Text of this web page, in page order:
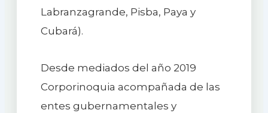
Labranzagrande, Pisba, Paya y
Cubará).
Desde mediados del año 2019
Corporinoquia acompañada de las
entes gubernamentales y